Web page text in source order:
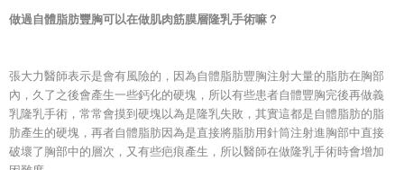
做過自體脂肪豐胸可以在做肌肉筋膜層隆乳手術嘛？
張大力醫師表示是會有風險的，因為自體脂肪豐胸注射大量的脂肪在胸部
內，久了之後會產生一些鈣化的硬塊，所以有些患者自體豐胸完後再做義
乳隆乳手術，常常會摸到硬塊以為是隆乳失敗，其實這都是自體脂肪的脂
肪產生的硬塊，再者自體脂肪因為是直接將脂肪用針筒注射進胸部中直接
破壞了胸部中的層次，又有些疤痕產生，所以醫師在做隆乳手術時會增加